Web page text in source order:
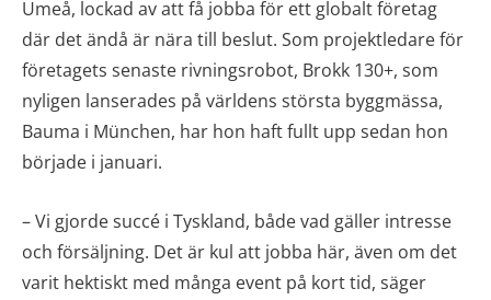
Umeå, lockad av att få jobba för ett globalt företag
där det ändå är nära till beslut. Som projektledare för
företagets senaste rivningsrobot, Brokk 130+, som
nyligen lanserades på världens största byggmässa,
Bauma i München, har hon haft fullt upp sedan hon
började i januari.
– Vi gjorde succé i Tyskland, både vad gäller intresse
och försäljning. Det är kul att jobba här, även om det
varit hektiskt med många event på kort tid, säger